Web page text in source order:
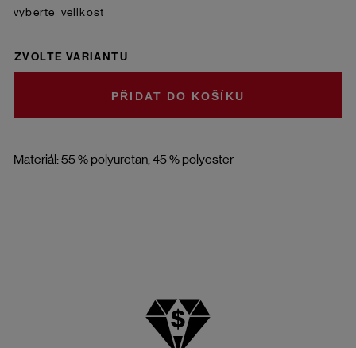
Materiál: 55 % polyuretan, 45 % polyester
velikost
ZVOLTE VARIANTU
DO KOŠÍKU